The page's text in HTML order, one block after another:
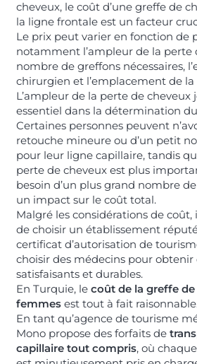
cheveux, le coût d’une greffe de
la ligne frontale est un facteur
Le prix peut varier en fonction de
notamment l’ampleur de la perte
nombre de greffons nécessaires,
chirurgien et l’emplacement de la
L’ampleur de la perte de cheveux
essentiel dans la détermination
Certaines personnes peuvent
retouche mineure ou d’un petit
pour leur ligne capillaire, tandis
perte de cheveux est plus
besoin d’un plus grand nombre
un impact sur le coût total.
Malgré les considérations de
de choisir un établissement
certificat d’autorisation de
choisir des médecins pour obtenir
satisfaisants et durables.
En Turquie, le coût de la greffe
femmesest tout à fait raisonnable.
En tant qu’agence de tourisme
Mono propose des forfaits de
capillaire tout compris, où